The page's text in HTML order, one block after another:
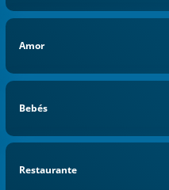
Amor
Bebés
Restaurante